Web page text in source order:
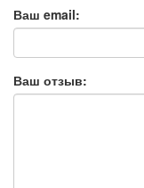
Ваш email:
Ваш отзыв: